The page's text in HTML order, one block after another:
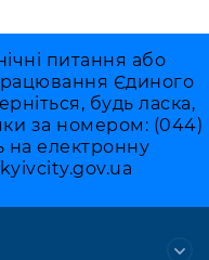
питання або
Єдиного
будь ласка,
за номером: (044)
на електронну